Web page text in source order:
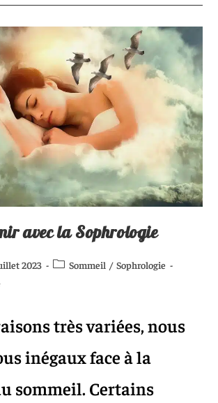
avec la Sophrologie
2023 Sommeil / Sophrologie
très variées, nous
inégaux face à la
sommeil. Certains